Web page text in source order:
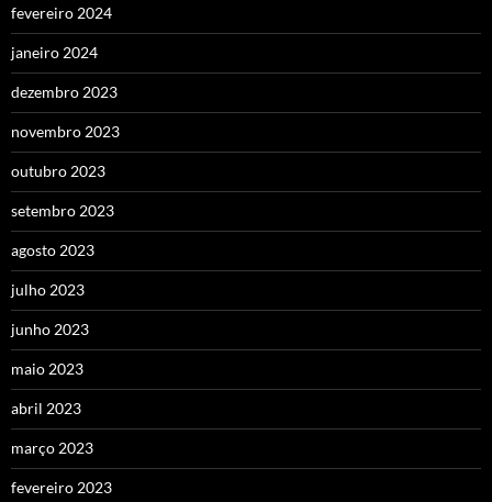
fevereiro 2024
janeiro 2024
dezembro 2023
novembro 2023
outubro 2023
setembro 2023
agosto 2023
julho 2023
junho 2023
maio 2023
abril 2023
março 2023
fevereiro 2023